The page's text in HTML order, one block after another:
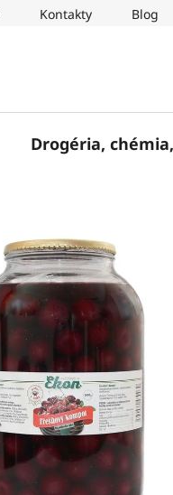
Kontakty Blog
Drogéria,